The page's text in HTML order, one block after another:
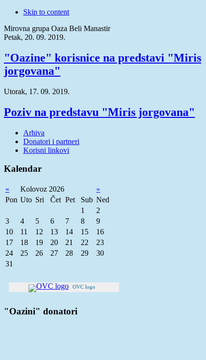
Skip to content
Mirovna grupa Oaza Beli Manastir
Petak, 20. 09. 2019.
"Oazine" korisnice na predstavi "Miris
jorgovana"
Utorak, 17. 09. 2019.
Poziv na predstavu "Miris jorgovana"
Arhiva
Donatori i partneri
Korisni linkovi
Kalendar
« Kolovoz 2026
»
Pon Uto Sri Čet Pet Sub Ned
1
2
3
4 5 6 7 8
9
10
11 12 13 14 15
16
17
18 19 20 21 22
23
24
25 26 27 28 29
30
31
OVC logo
"Oazini" donatori